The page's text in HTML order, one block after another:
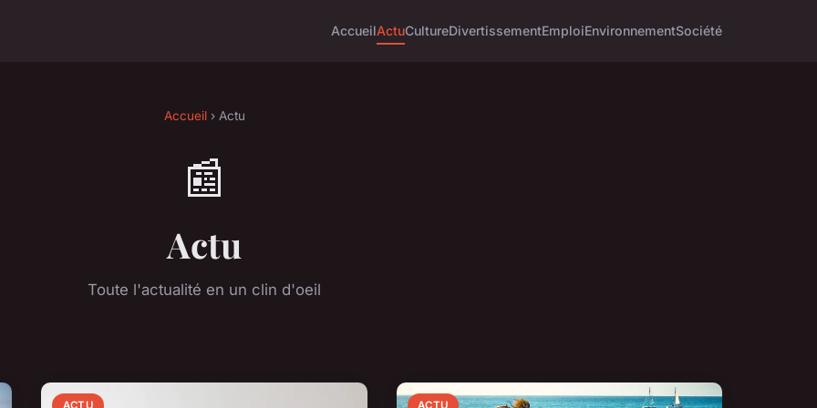
AccueilActuCultureDivertissementEmploiEnvironnementSociété
Accueil› Actu
📰
Actu
Toute l'actualité en un clin d'oeil
ACTU ACTU